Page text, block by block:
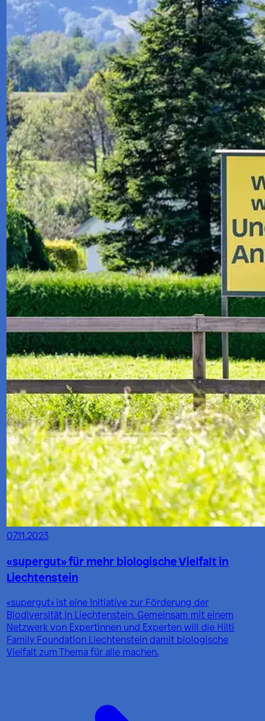
07.11.2023
«supergut» für mehr biologische Vielfalt in
Liechtenstein
«supergut» ist eine Initiative zur Förderung der
Biodiversität in Liechtenstein. Gemeinsam mit einem
Netzwerk von Expertinnen und Experten will die Hilti
Family Foundation Liechtenstein damit biologische
Vielfalt zum Thema für alle machen.